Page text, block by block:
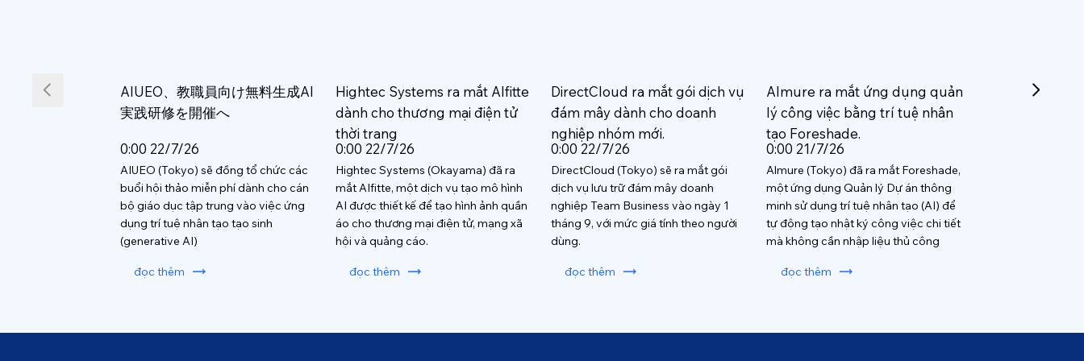
AIUEO、教職員向け無料生成AI
実践研修を開催へ
0:00 22/7/26
AIUEO (Tokyo) sẽ đồng tổ chức các
buổi hội thảo miễn phí dành cho cán
bộ giáo dục tập trung vào việc ứng
dụng trí tuệ nhân tạo tạo sinh
(generative AI)
đọc thêm
Hightec Systems ra mắt AIfitte
dành cho thương mại điện tử
thời trang
0:00 22/7/26
Hightec Systems (Okayama) đã ra
mắt AIfitte, một dịch vụ tạo mô hình
AI được thiết kế để tạo hình ảnh quần
áo cho thương mại điện tử, mạng xã
hội và quảng cáo.
đọc thêm
DirectCloud ra mắt gói dịch vụ
đám mây dành cho doanh
nghiệp nhóm mới.
0:00 22/7/26
DirectCloud (Tokyo) sẽ ra mắt gói
dịch vụ lưu trữ đám mây doanh
nghiệp Team Business vào ngày 1
tháng 9, với mức giá tính theo người
dùng.
đọc thêm
Almure ra mắt ứng dụng quản
lý công việc bằng trí tuệ nhân
tạo Foreshade.
0:00 21/7/26
Almure (Tokyo) đã ra mắt Foreshade,
một ứng dụng Quản lý Dự án thông
minh sử dụng trí tuệ nhân tạo (AI) để
tự động tạo nhật ký công việc chi tiết
mà không cần nhập liệu thủ công
đọc thêm